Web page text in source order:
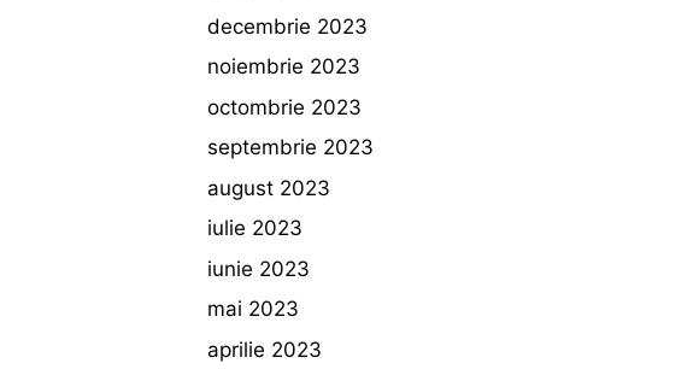
decembrie 2023
noiembrie 2023
octombrie 2023
septembrie 2023
august 2023
iulie 2023
iunie 2023
mai 2023
aprilie 2023